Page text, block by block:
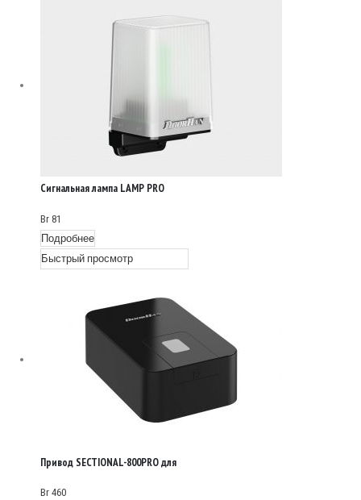
Сигнальная лампа LAMP PRO
Br 81
Подробнее
Быстрый просмотр
Привод SECTIONAL-800PRO для
Br 460